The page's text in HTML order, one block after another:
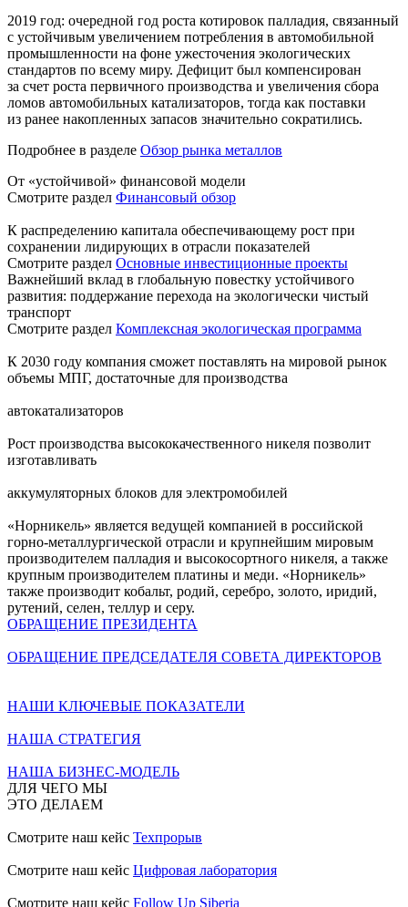
2019 год: очередной год роста котировок палладия, связанный
с устойчивым увеличением потребления в автомобильной
промышленности на фоне ужесточения экологических
стандартов по всему миру. Дефицит был компенсирован
за счет роста первичного производства и увеличения сбора
ломов автомобильных катализаторов, тогда как поставки
из ранее накопленных запасов значительно сократились.
Подробнее в разделе Обзор рынка металлов
От «устойчивой» финансовой модели
Смотрите раздел Финансовый обзор
К распределению капитала обеспечивающему рост при
сохранении лидирующих в отрасли показателей
Смотрите раздел Основные инвестиционные проекты
Важнейший вклад в глобальную повестку устойчивого
развития: поддержание перехода на экологически чистый
транспорт
Смотрите раздел Комплексная экологическая программа
К 2030 году компания сможет поставлять на мировой рынок
объемы МПГ, достаточные для производства
автокатализаторов
Рост производства высококачественного никеля позволит
изготавливать
аккумуляторных блоков для электромобилей
«Норникель» является ведущей компанией в российской
горно-металлургической отрасли и крупнейшим мировым
производителем палладия и высокосортного никеля, а также
крупным производителем платины и меди. «Норникель»
также производит кобальт, родий, серебро, золото, иридий,
рутений, селен, теллур и серу.
ОБРАЩЕНИЕ ПРЕЗИДЕНТА
ОБРАЩЕНИЕ ПРЕДСЕДАТЕЛЯ СОВЕТА ДИРЕКТОРОВ
НАШИ КЛЮЧЕВЫЕ ПОКАЗАТЕЛИ
НАША СТРАТЕГИЯ
НАША БИЗНЕС-МОДЕЛЬ
ДЛЯ ЧЕГО МЫ
ЭТО ДЕЛАЕМ
Смотрите наш кейс Техпрорыв
Смотрите наш кейс Цифровая лаборатория
Смотрите наш кейс Follow Up Siberia